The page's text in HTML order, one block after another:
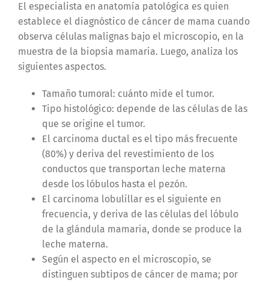
El especialista en anatomía patológica es quien
establece el diagnóstico de cáncer de mama cuando
observa células malignas bajo el microscopio, en la
muestra de la biopsia mamaria. Luego, analiza los
siguientes aspectos.
Tamaño tumoral: cuánto mide el tumor.
Tipo histológico: depende de las células de las
que se origine el tumor.
El carcinoma ductal es el tipo más frecuente
(80%) y deriva del revestimiento de los
conductos que transportan leche materna
desde los lóbulos hasta el pezón.
El carcinoma lobulillar es el siguiente en
frecuencia, y deriva de las células del lóbulo
de la glándula mamaria, donde se produce la
leche materna.
Según el aspecto en el microscopio, se
distinguen subtipos de cáncer de mama; por